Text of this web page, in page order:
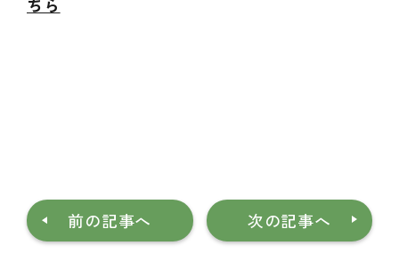
前の記事へ 次の記事へ